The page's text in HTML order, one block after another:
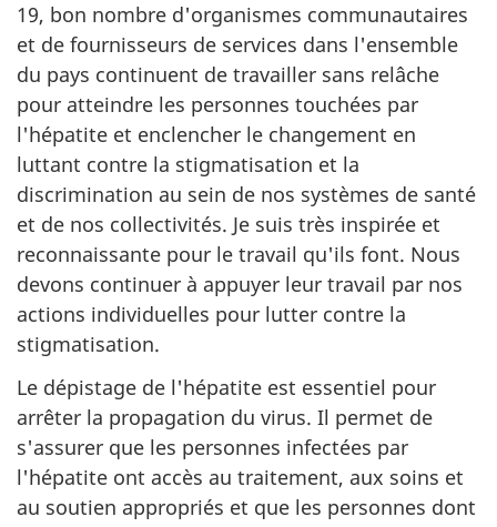
19, bon nombre d'organismes communautaires
et de fournisseurs de services dans l'ensemble
du pays continuent de travailler sans relâche
pour atteindre les personnes touchées par
l'hépatite et enclencher le changement en
luttant contre la stigmatisation et la
discrimination au sein de nos systèmes de santé
et de nos collectivités. Je suis très inspirée et
reconnaissante pour le travail qu'ils font. Nous
devons continuer à appuyer leur travail par nos
actions individuelles pour lutter contre la
stigmatisation.
Le dépistage de l'hépatite est essentiel pour
arrêter la propagation du virus. Il permet de
s'assurer que les personnes infectées par
l'hépatite ont accès au traitement, aux soins et
au soutien appropriés et que les personnes dont